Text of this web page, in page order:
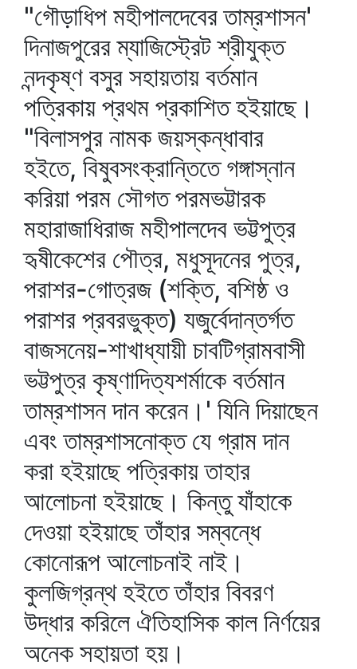
"গৌড়াধিপ মহীপালদেবের তাম্রশাসন'
দিনাজপুরের ম্যাজিস্ট্রেট শ্রীযুক্ত
নন্দকৃষ্ণ বসুর সহায়তায় বর্তমান
পত্রিকায় প্রথম প্রকাশিত হইয়াছে।
"বিলাসপুর নামক জয়স্কন্ধাবার
হইতে, বিষুবসংক্রান্তিতে গঙ্গাস্নান
করিয়া পরম সৌগত পরমভট্টারক
মহারাজাধিরাজ মহীপালদেব ভট্টপুত্র
হৃষীকেশের পৌত্র, মধুসূদনের পুত্র,
পরাশর-গোত্রজ (শক্তি, বশিষ্ঠ ও
পরাশর প্রবরভুক্ত) যজুর্বেদান্তর্গত
বাজসনেয়-শাখাধ্যায়ী চাবটিগ্রামবাসী
ভট্টপুত্র কৃষ্ণাদিত্যশর্মাকে বর্তমান
তাম্রশাসন দান করেন।' যিনি দিয়াছেন
এবং তাম্রশাসনোক্ত যে গ্রাম দান
করা হইয়াছে পত্রিকায় তাহার
আলোচনা হইয়াছে। কিন্তু যাঁহাকে
দেওয়া হইয়াছে তাঁহার সম্বন্ধে
কোনোরূপ আলোচনাই নাই।
কুলজিগ্রন্থ হইতে তাঁহার বিবরণ
উদ্ধার করিলে ঐতিহাসিক কাল নির্ণয়ের
অনেক সহায়তা হয়।